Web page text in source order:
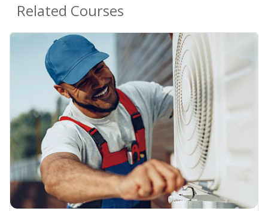
Related Courses